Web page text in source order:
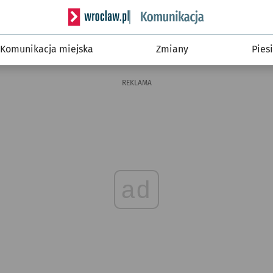
Serwis informacyjny wroclaw.pl podserwis:
Komunikacja miejska Zmiany Piesi
REKLAMA
ad